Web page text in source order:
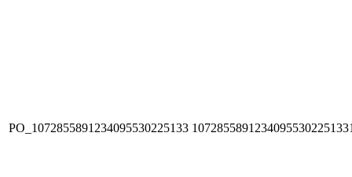
PO_1072855891234095530225133